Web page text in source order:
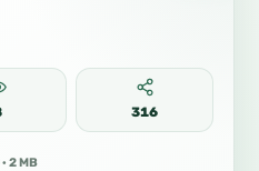
316
2 MB